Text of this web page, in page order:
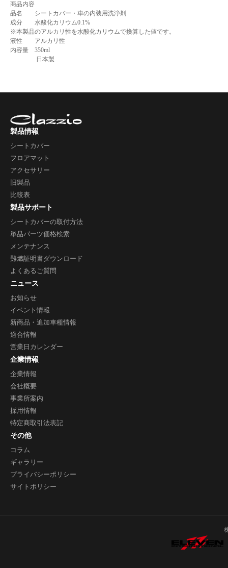
商品内容
品名 シートカバー・車の内装用洗浄剤
成分 水酸化カリウム0.1%
※本製品のアルカリ性を水酸化カリウムで換算した値です。
液性 アルカリ性
内容量 350ml
日本製
製品情報
シートカバー
フロアマット
アクセサリー
旧製品
比較表
製品サポート
シートカバーの取付方法
単品パーツ価格検索
メンテナンス
難燃証明書ダウンロード
よくあるご質問
ニュース
お知らせ
イベント情報
新商品・追加車種情報
適合情報
営業日カレンダー
企業情報
企業情報
会社概要
事業所案内
採用情報
特定商取引法表記
その他
コラム
ギャラリー
プライバシーポリシー
サイトポリシー